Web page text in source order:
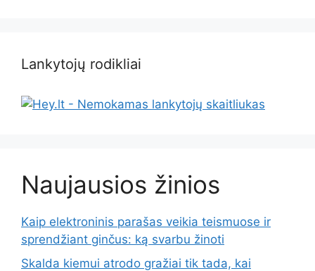
Lankytojų rodikliai
Naujausios žinios
Kaip elektroninis parašas veikia teismuose ir
sprendžiant ginčus: ką svarbu žinoti
Skalda kiemui atrodo gražiai tik tada, kai